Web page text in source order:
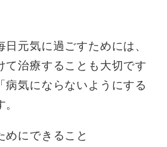
元気に過ごすためには、
て治療することも大切です
病気にならないようにする
めにできること